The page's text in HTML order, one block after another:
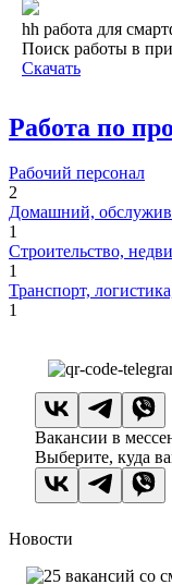
hh работа для
Поиск работы в
Скачать
Работа по
Рабочий персонал
2
Домашний,
1
Строительство,
1
Транспорт,
1
Вакансии в
Выберите, куда
Новости